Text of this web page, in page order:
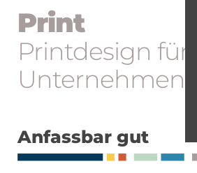
Print
Printdesign für
Unternehmen
Anfassbar gut